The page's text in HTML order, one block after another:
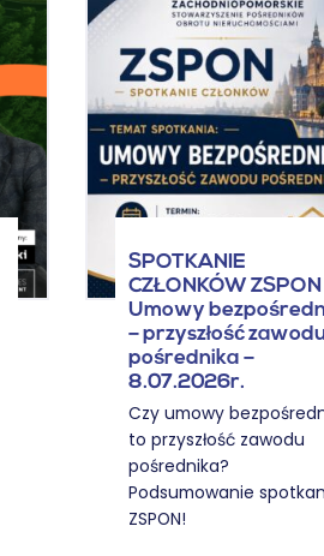
SPOTKANIE
CZŁONKÓW ZSPON
Umowy
– przyszłość
pośrednika –
8.07.2026r.
Czy umowy
to przyszłość zawodu
pośrednika?
Podsumowanie
ZSPON!